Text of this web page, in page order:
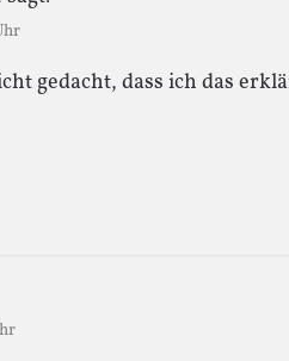
gedacht, dass ich das